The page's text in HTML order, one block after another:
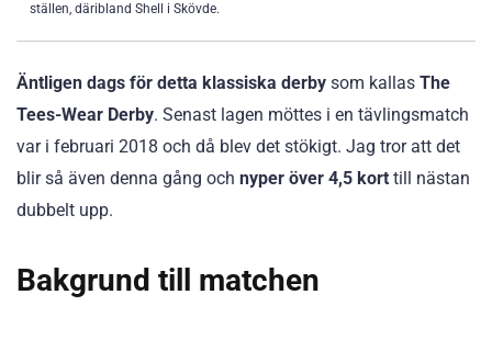
ställen, däribland Shell i Skövde.
Äntligen dags för detta klassiska derby som kallas The
Tees-Wear Derby. Senast lagen möttes i en tävlingsmatch
var i februari 2018 och då blev det stökigt. Jag tror att det
blir så även denna gång och nyper över 4,5 kort till nästan
dubbelt upp.
Bakgrund till matchen